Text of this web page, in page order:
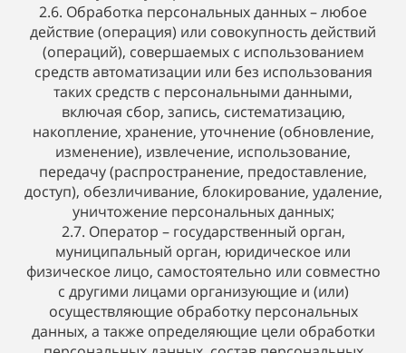
2.6. Обработка персональных данных – любое
действие (операция) или совокупность действий
(операций), совершаемых с использованием
средств автоматизации или без использования
таких средств с персональными данными,
включая сбор, запись, систематизацию,
накопление, хранение, уточнение (обновление,
изменение), извлечение, использование,
передачу (распространение, предоставление,
доступ), обезличивание, блокирование, удаление,
уничтожение персональных данных;
2.7. Оператор – государственный орган,
муниципальный орган, юридическое или
физическое лицо, самостоятельно или совместно
с другими лицами организующие и (или)
осуществляющие обработку персональных
данных, а также определяющие цели обработки